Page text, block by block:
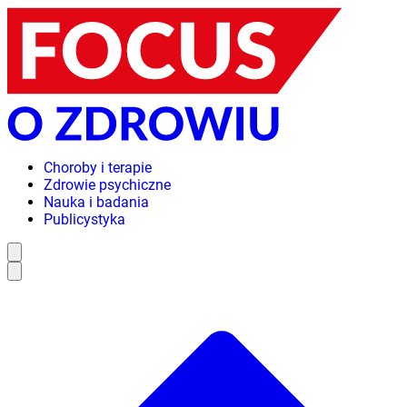
Choroby i terapie
Zdrowie psychiczne
Nauka i badania
Publicystyka